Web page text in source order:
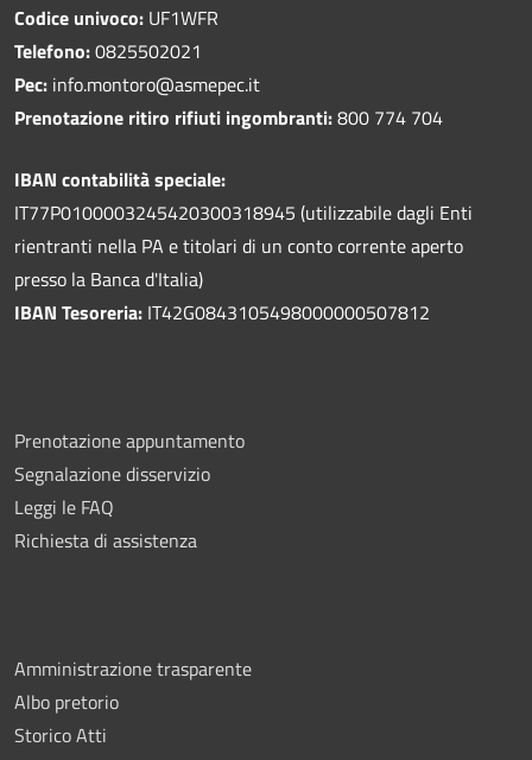
Codice univoco: UF1WFR
Telefono:0825502021
Pec: info.montoro@asmepec.it
Prenotazione ritiro rifiuti ingombranti:800 774 704
IBAN contabilità speciale:
IT77P0100003245420300318945 (utilizzabile dagli Enti
rientranti nella PA e titolari di un conto corrente aperto
presso la Banca d'Italia)
IBAN Tesoreria: IT42G0843105498000000507812
Prenotazione appuntamento
Segnalazione disservizio
Leggi le FAQ
Richiesta di assistenza
Amministrazione trasparente
Albo pretorio
Storico Atti